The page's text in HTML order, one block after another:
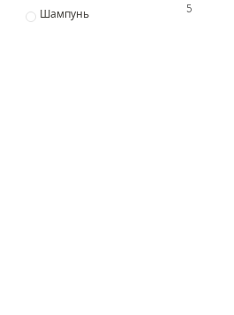
Шампунь
5